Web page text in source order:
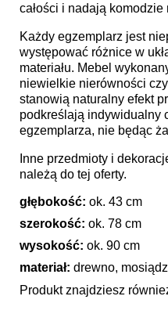
całości i nadają
Każdy egzemplarz jest
występować różnice w
materiału. Mebel
niewielkie nierówności
stanowią naturalny efekt
podkreślają indywidualny
egzemplarza, nie będąc
Inne przedmioty i
należą do tej oferty.
głębokość: ok. 43 cm
szerokość: ok. 78 cm
wysokość: ok. 90 cm
materiał: drewno, mosiądz
Produkt znajdziesz